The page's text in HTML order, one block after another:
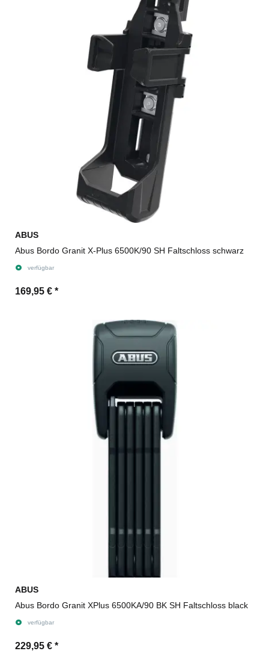
ABUS
Abus Bordo Granit X-Plus 6500K/90 SH Faltschloss schwarz
verfügbar
169,95 € *
ABUS
Abus Bordo Granit XPlus 6500KA/90 BK SH Faltschloss black
verfügbar
229,95 € *